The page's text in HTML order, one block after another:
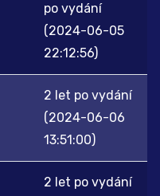
po vydání
(2024-06-05
22:12:56)
2 let po vydání
(2024-06-06
13:51:00)
2 let po vydání